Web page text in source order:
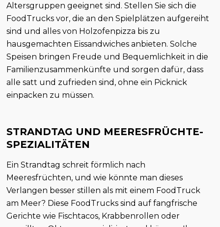
Altersgruppen geeignet sind. Stellen Sie sich die
FoodTrucks vor, die an den Spielplätzen aufgereiht
sind und alles von Holzofenpizza bis zu
hausgemachten Eissandwiches anbieten. Solche
Speisen bringen Freude und Bequemlichkeit in die
Familienzusammenkünfte und sorgen dafür, dass
alle satt und zufrieden sind, ohne ein Picknick
einpacken zu müssen.
STRANDTAG UND MEERESFRÜCHTE-
SPEZIALITÄTEN
Ein Strandtag schreit förmlich nach
Meeresfrüchten, und wie könnte man dieses
Verlangen besser stillen als mit einem FoodTruck
am Meer? Diese FoodTrucks sind auf fangfrische
Gerichte wie Fischtacos, Krabbenrollen oder